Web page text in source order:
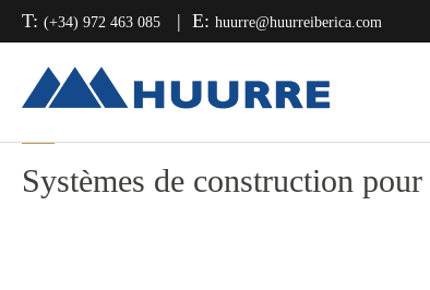
Passer
à
navigation
principale
Passer
au
contenu
principal
Passer
à
barre
latérale
principale
T: (+34) 972 463 085 E: huurre@huurreiberica.com
Systèmes de construction